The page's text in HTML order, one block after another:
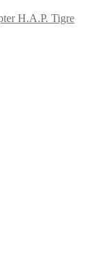
H.A.P. Tigre